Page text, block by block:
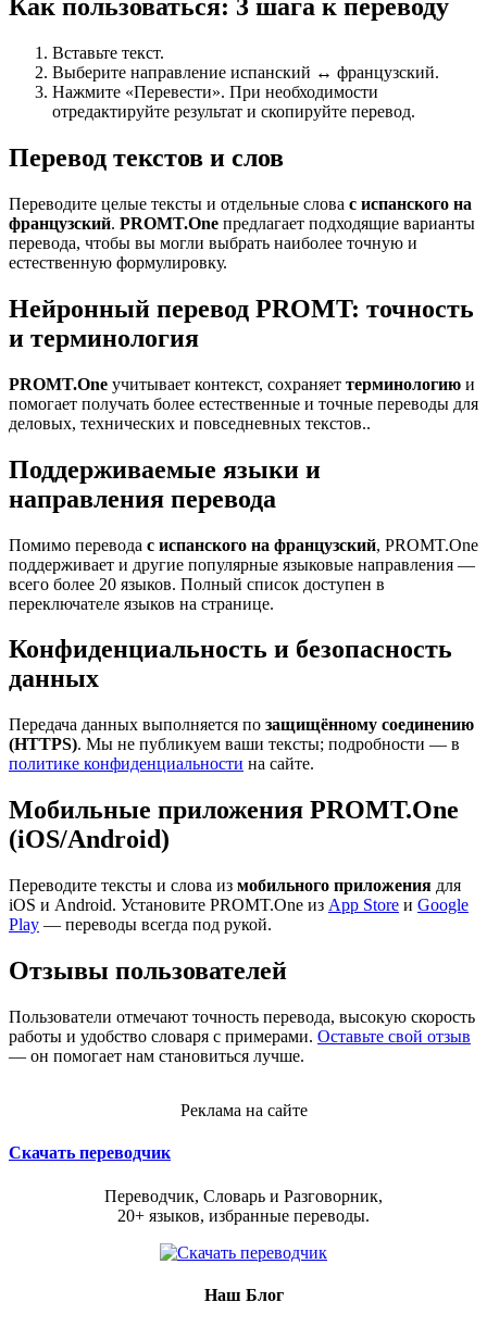
Как пользоваться: 3 шага к переводу
Вставьте текст.
Выберите направление испанский ↔ французский.
Нажмите «Перевести». При необходимости
отредактируйте результат и скопируйте перевод.
Перевод текстов и слов
Переводите целые тексты и отдельные слова с испанского на
французский. PROMT.One предлагает подходящие варианты
перевода, чтобы вы могли выбрать наиболее точную и
естественную формулировку.
Нейронный перевод PROMT: точность
и терминология
PROMT.One учитывает контекст, сохраняет терминологию и
помогает получать более естественные и точные переводы для
деловых, технических и повседневных текстов..
Поддерживаемые языки и
направления перевода
Помимо перевода с испанского на французский, PROMT.One
поддерживает и другие популярные языковые направления —
всего более 20 языков. Полный список доступен в
переключателе языков на странице.
Конфиденциальность и безопасность
данных
Передача данных выполняется по защищённому соединению
(HTTPS). Мы не публикуем ваши тексты; подробности — в
политике конфиденциальности на сайте.
Мобильные приложения PROMT.One
(iOS/Android)
Переводите тексты и слова из мобильного приложения для
iOS и Android. Установите PROMT.One из App Store и Google
Play — переводы всегда под рукой.
Отзывы пользователей
Пользователи отмечают точность перевода, высокую скорость
работы и удобство словаря с примерами. Оставьте свой отзыв
— он помогает нам становиться лучше.
Реклама на сайте
Скачать переводчик
Переводчик, Словарь и Разговорник,
20+ языков, избранные переводы.
Наш Блог